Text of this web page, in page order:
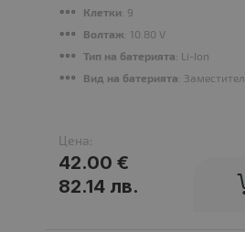
Клетки: 9
Волтаж: 10.80 V
Тип на батерията: Li-Ion
Вид на батерията: Заместител
Цена:
42.00 €
82.14 лв.